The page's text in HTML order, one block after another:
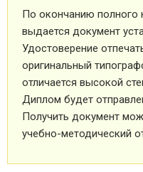
По окончанию полного
выдается документ
Удостоверение
оригинальный
отличается высокой
Диплом будет
Получить документ
учебно-методический